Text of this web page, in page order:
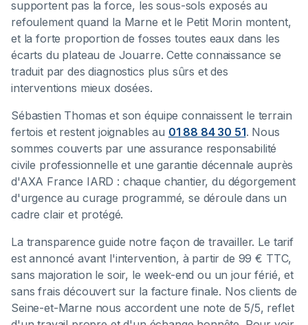
supportent pas la force, les sous-sols exposés au
refoulement quand la Marne et le Petit Morin montent,
et la forte proportion de fosses toutes eaux dans les
écarts du plateau de Jouarre. Cette connaissance se
traduit par des diagnostics plus sûrs et des
interventions mieux dosées.
Sébastien Thomas et son équipe connaissent le terrain
fertois et restent joignables au 01 88 84 30 51. Nous
sommes couverts par une assurance responsabilité
civile professionnelle et une garantie décennale auprès
d'AXA France IARD : chaque chantier, du dégorgement
d'urgence au curage programmé, se déroule dans un
cadre clair et protégé.
La transparence guide notre façon de travailler. Le tarif
est annoncé avant l'intervention, à partir de 99 € TTC,
sans majoration le soir, le week-end ou un jour férié, et
sans frais découvert sur la facture finale. Nos clients de
Seine-et-Marne nous accordent une note de 5/5, reflet